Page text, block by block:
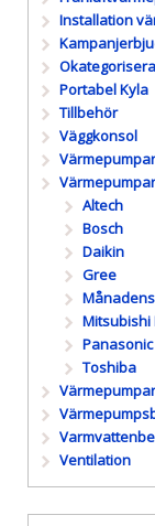
Installation
Portabel Kyla
Tillbehör
Väggkonsol
Altech
Bosch
Daikin
Gree
Mitsubishi
Panasonic
Toshiba
Ventilation